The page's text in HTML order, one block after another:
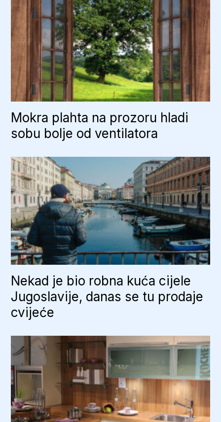
Mokra plahta na prozoru hladi
sobu bolje od ventilatora
Nekad je bio robna kuća cijele
Jugoslavije, danas se tu prodaje
cvijeće